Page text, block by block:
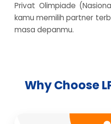
Privat Olimpiade
kamu memilih partner
masa depanmu.
Why Choose